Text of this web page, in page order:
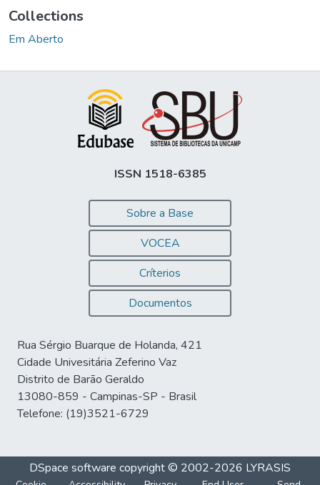
Collections
Em Aberto
ISSN 1518-6385
Sobre a Base
VOCEA
Críterios
Documentos
Rua Sérgio Buarque de Holanda, 421
Cidade Univesitária Zeferino Vaz
Distrito de Barão Geraldo
13080-859 - Campinas-SP - Brasil
Telefone: (19)3521-6729
DSpace software copyright © 2002-2026 LYRASIS